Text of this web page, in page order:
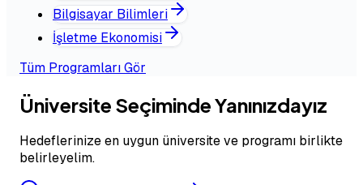
Bilgisayar Bilimleri
İşletme Ekonomisi
Tüm Programları Gör
Üniversite Seçiminde Yanınızdayız
Hedeflerinize en uygun üniversite ve programı birlikte
belirleyelim.